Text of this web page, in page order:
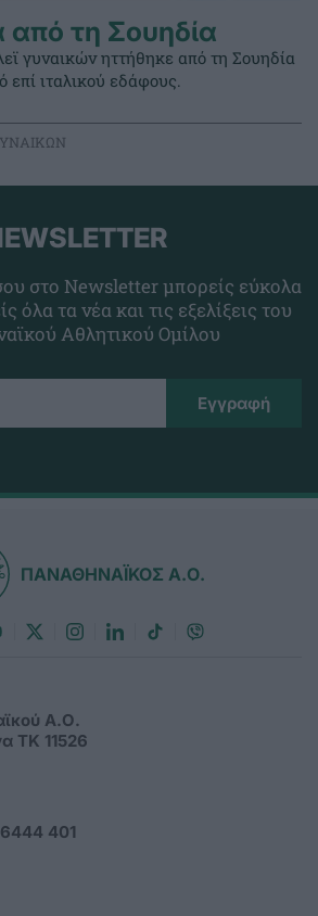
από τη Σουηδία
γυναικών ηττήθηκε από τη Σουηδία
επί ιταλικού εδάφους.
στο Newsletter μπορείς εύκολα
όλα τα νέα και τις εξελίξεις του
Αθλητικού Ομίλου
ΠΑΝΑΘΗΝΑΪΚΟΣ Α.Ο.
Α.Ο.
ΤΚ 11526
401